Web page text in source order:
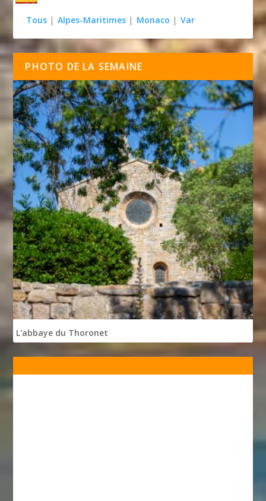
Tous | Alpes-Maritimes | Monaco | Var
PHOTO DE LA SEMAINE
L'abbaye du Thoronet